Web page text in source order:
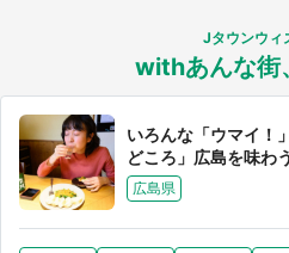
Jタウンウィ
withあんな街
いろんな「ウマイ
どころ」広島を味わ
広島県